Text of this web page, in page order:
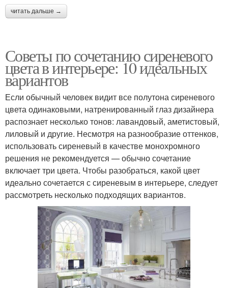
читать дальше →
Советы по сочетанию сиреневого
цвета в интерьере: 10 идеальных
вариантов
Если обычный человек видит все полутона сиреневого
цвета одинаковыми, натренированный глаз дизайнера
распознает несколько тонов: лавандовый, аметистовый,
лиловый и другие. Несмотря на разнообразие оттенков,
использовать сиреневый в качестве монохромного
решения не рекомендуется — обычно сочетание
включает три цвета. Чтобы разобраться, какой цвет
идеально сочетается с сиреневым в интерьере, следует
рассмотреть несколько подходящих вариантов.